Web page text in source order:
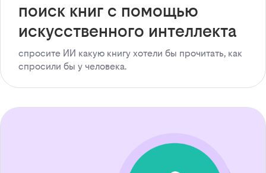
поиск книг с помощью
искусственного интеллекта
спросите ИИ какую книгу хотели бы прочитать, как
спросили бы у человека.